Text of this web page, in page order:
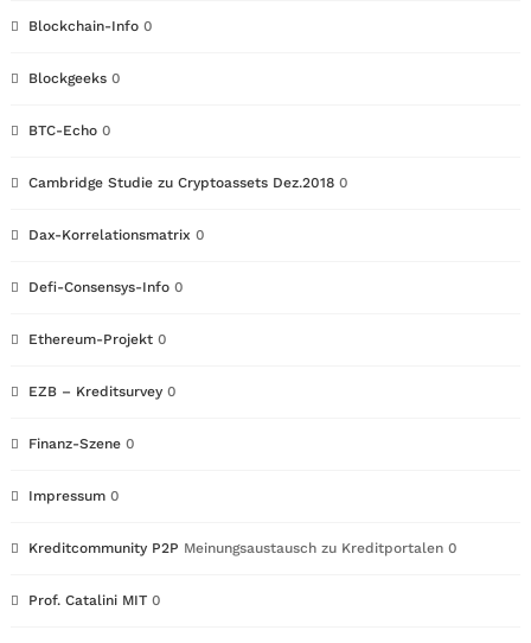
Blockchain-Info 0
Blockgeeks 0
BTC-Echo 0
Cambridge Studie zu Cryptoassets Dez.2018 0
Dax-Korrelationsmatrix 0
Defi-Consensys-Info 0
Ethereum-Projekt 0
EZB – Kreditsurvey 0
Finanz-Szene 0
Impressum 0
Kreditcommunity P2P Meinungsaustausch zu Kreditportalen 0
Prof. Catalini MIT 0